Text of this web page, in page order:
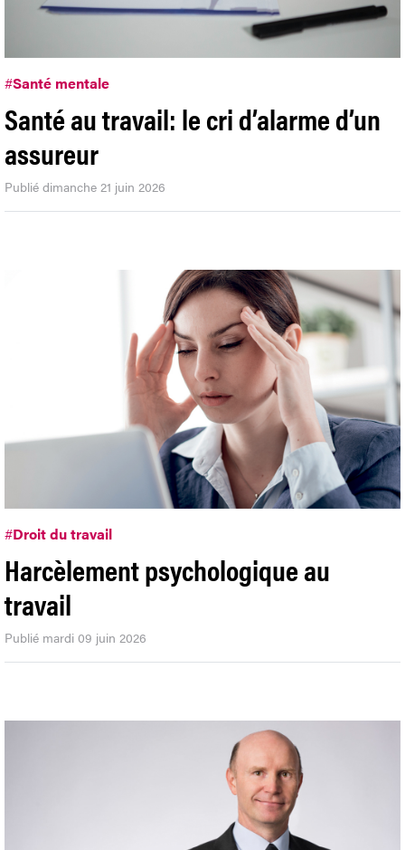
#Santé mentale
Santé au travail: le cri d’alarme d’un
assureur
Publié dimanche 21 juin 2026
#Droit du travail
Harcèlement psychologique au
travail
Publié mardi 09 juin 2026